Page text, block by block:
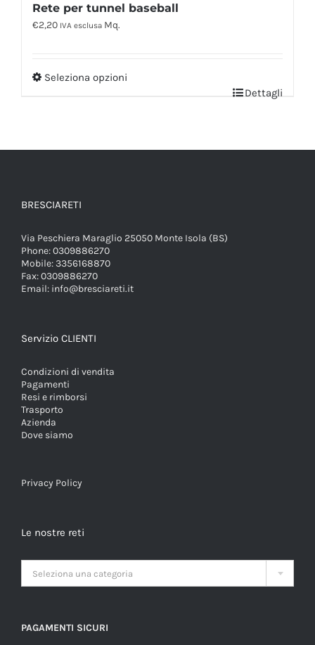
Rete per tunnel baseball
€2,20 IVA esclusa Mq.
Seleziona opzioni
Dettagli
BRESCIARETI
Via Peschiera Maraglio 25050 Monte Isola (BS)
Phone:0309886270
Mobile:3356168870
Fax:0309886270
Email: info@bresciareti.it
Servizio CLIENTI
Condizioni di vendita
Pagamenti
Resi e rimborsi
Trasporto
Azienda
Dove siamo
Privacy Policy
Le nostre reti
Seleziona una categoria
PAGAMENTI SICURI